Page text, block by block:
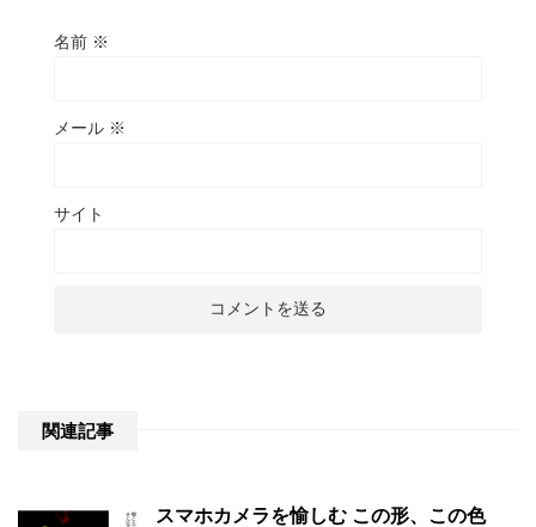
名前 ※
メール ※
サイト
関連記事
スマホカメラを愉しむ この形、この色